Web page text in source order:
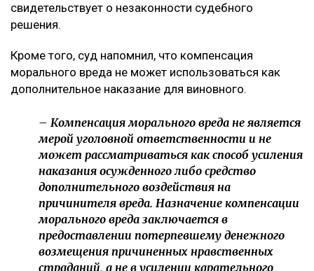
свидетельствует о незаконности судебного
решения.
Кроме того, суд напомнил, что компенсация
морального вреда не может использоваться как
дополнительное наказание для виновного.
– Компенсация морального вреда не является
мерой уголовной ответственности и не
может рассматриваться как способ усиления
наказания осужденного либо средство
дополнительного воздействия на
причинителя вреда. Назначение компенсации
морального вреда заключается в
предоставлении потерпевшему денежного
возмещения причиненных нравственных
страданий, а не в усилении карательного